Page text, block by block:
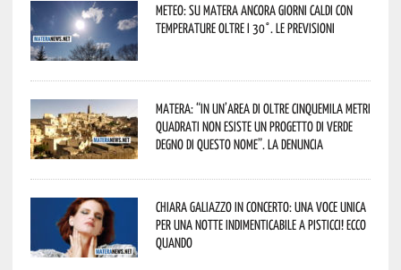
Meteo: su Matera ancora giorni caldi con
temperature oltre i 30°. Le previsioni
Matera: “In un’area di oltre cinquemila metri
quadrati non esiste un progetto di verde
degno di questo nome”. La denuncia
Chiara Galiazzo in concerto: una voce unica
per una notte indimenticabile a Pisticci! Ecco
quando